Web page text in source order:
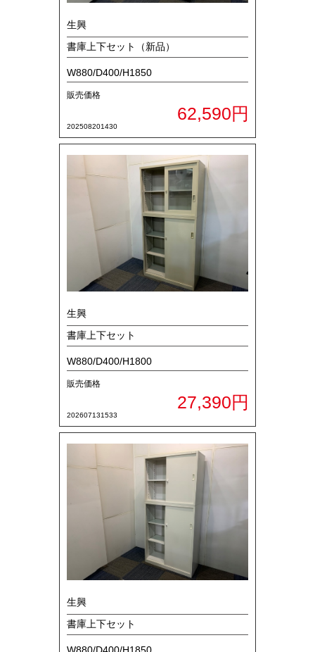
62,590円
生興
書庫上下セット（新品）
W880/D400/H1850
販売価格
202508201430
27,390円
生興
書庫上下セット
W880/D400/H1800
販売価格
202607131533
生興
書庫上下セット
W880/D400/H1850